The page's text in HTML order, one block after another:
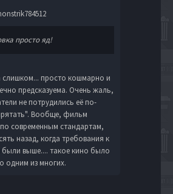
просто яд!
слишком... просто кошмарно и
предсказуема. Очень жаль,
не потрудились её по-
Вообще, фильм
современным стандартам,
назад, когда требования к
выше.... такое кино было
одним из многих.